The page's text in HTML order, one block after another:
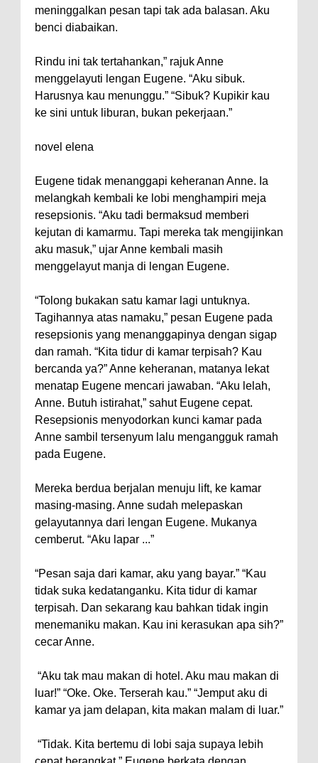
meninggalkan pesan tapi tak ada balasan. Aku
benci diabaikan.
Rindu ini tak tertahankan,” rajuk Anne
menggelayuti lengan Eugene. “Aku sibuk.
Harusnya kau menunggu.” “Sibuk? Kupikir kau
ke sini untuk liburan, bukan pekerjaan.”
novel elena
Eugene tidak menanggapi keheranan Anne. Ia
melangkah kembali ke lobi menghampiri meja
resepsionis. “Aku tadi bermaksud memberi
kejutan di kamarmu. Tapi mereka tak mengijinkan
aku masuk,” ujar Anne kembali masih
menggelayut manja di lengan Eugene.
“Tolong bukakan satu kamar lagi untuknya.
Tagihannya atas namaku,” pesan Eugene pada
resepsionis yang menanggapinya dengan sigap
dan ramah. “Kita tidur di kamar terpisah? Kau
bercanda ya?” Anne keheranan, matanya lekat
menatap Eugene mencari jawaban. “Aku lelah,
Anne. Butuh istirahat,” sahut Eugene cepat.
Resepsionis menyodorkan kunci kamar pada
Anne sambil tersenyum lalu mengangguk ramah
pada Eugene.
Mereka berdua berjalan menuju lift, ke kamar
masing-masing. Anne sudah melepaskan
gelayutannya dari lengan Eugene. Mukanya
cemberut. “Aku lapar ...”
“Pesan saja dari kamar, aku yang bayar.” “Kau
tidak suka kedatanganku. Kita tidur di kamar
terpisah. Dan sekarang kau bahkan tidak ingin
menemaniku makan. Kau ini kerasukan apa sih?”
cecar Anne.
“Aku tak mau makan di hotel. Aku mau makan di
luar!” “Oke. Oke. Terserah kau.” “Jemput aku di
kamar ya jam delapan, kita makan malam di luar.”
“Tidak. Kita bertemu di lobi saja supaya lebih